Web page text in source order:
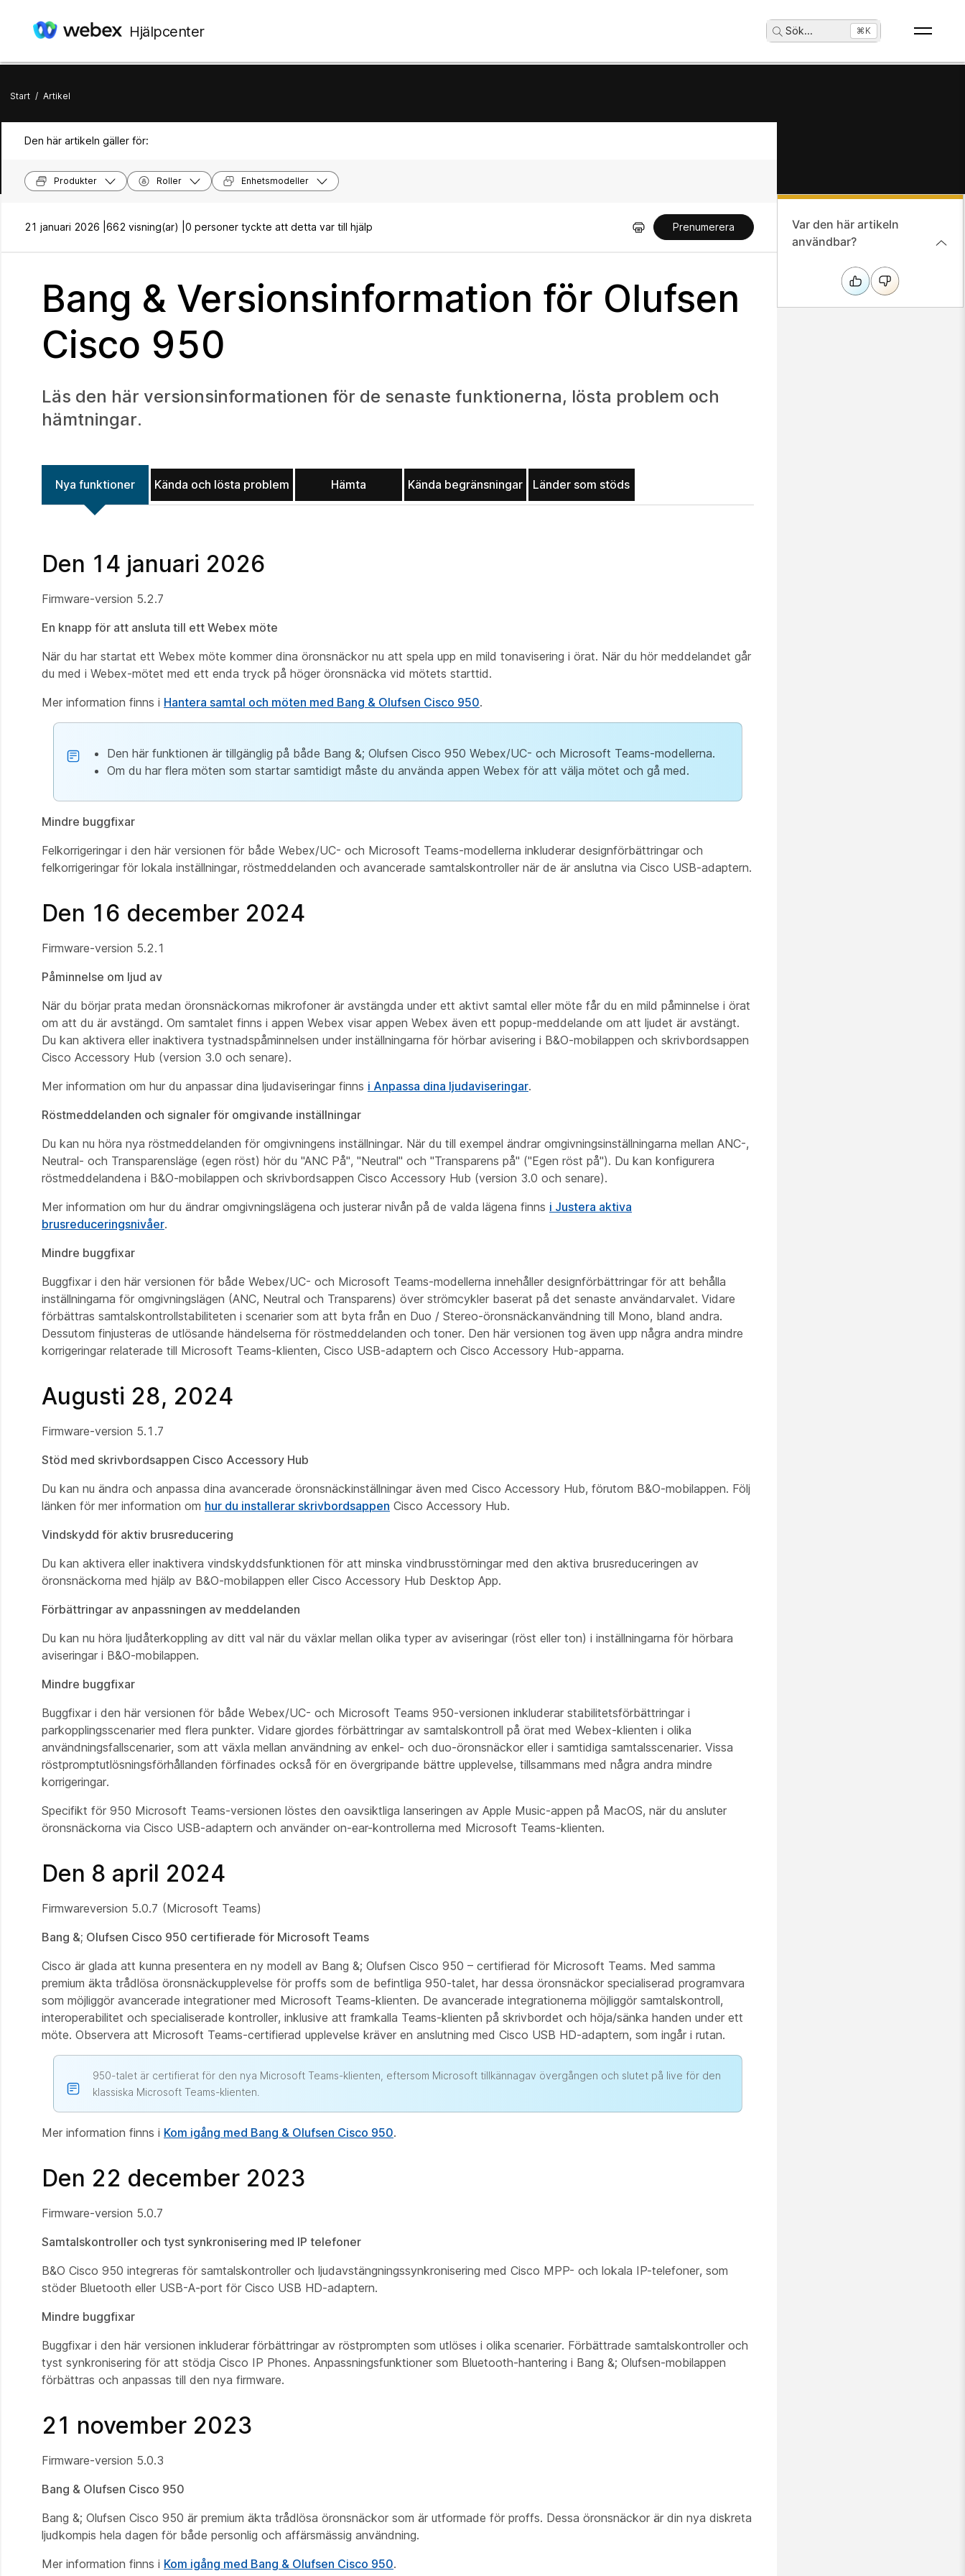
Hjälpcenter Sök... ⌘K
Start / Artikel
Den här artikeln gäller för:
Produkter Roller Enhetsmodeller
21 januari 2026 | 662 visning(ar) | 0 personer tyckte att detta var till hjälp Prenumerera
Bang & Versionsinformation för Olufsen
Cisco 950
Läs den här versionsinformationen för de senaste funktionerna, lösta problem och
hämtningar.
Nya funktioner Kända och lösta problem Hämta Kända begränsningar Länder som stöds
Den 14 januari 2026
Firmware‑version 5.2.7
En knapp för att ansluta till ett Webex möte
När du har startat ett Webex möte kommer dina öronsnäckor nu att spela upp en mild tonavisering i örat. När du hör meddelandet går
du med i Webex-mötet med ett enda tryck på höger öronsnäcka vid mötets starttid.
Mer information finns i Hantera samtal och möten med Bang & Olufsen Cisco 950.
Den här funktionen är tillgänglig på både Bang &; Olufsen Cisco 950 Webex/UC- och Microsoft Teams-modellerna.
Om du har flera möten som startar samtidigt måste du använda appen Webex för att välja mötet och gå med.
Mindre buggfixar
Felkorrigeringar i den här versionen för både Webex/UC- och Microsoft Teams-modellerna inkluderar designförbättringar och
felkorrigeringar för lokala inställningar, röstmeddelanden och avancerade samtalskontroller när de är anslutna via Cisco USB-adaptern.
Den 16 december 2024
Firmware‑version 5.2.1
Påminnelse om ljud av
När du börjar prata medan öronsnäckornas mikrofoner är avstängda under ett aktivt samtal eller möte får du en mild påminnelse i örat
om att du är avstängd. Om samtalet finns i appen Webex visar appen Webex även ett popup-meddelande om att ljudet är avstängt.
Du kan aktivera eller inaktivera tystnadspåminnelsen under inställningarna för hörbar avisering i B&O-mobilappen och skrivbordsappen
Cisco Accessory Hub (version 3.0 och senare).
Mer information om hur du anpassar dina ljudaviseringar finns i Anpassa dina ljudaviseringar.
Röstmeddelanden och signaler för omgivande inställningar
Du kan nu höra nya röstmeddelanden för omgivningens inställningar. När du till exempel ändrar omgivningsinställningarna mellan ANC-,
Neutral- och Transparensläge (egen röst) hör du "ANC På", "Neutral" och "Transparens på" ("Egen röst på"). Du kan konfigurera
röstmeddelandena i B&O-mobilappen och skrivbordsappen Cisco Accessory Hub (version 3.0 och senare).
Mer information om hur du ändrar omgivningslägena och justerar nivån på de valda lägena finns i Justera aktiva
brusreduceringsnivåer.
Mindre buggfixar
Buggfixar i den här versionen för både Webex/UC- och Microsoft Teams-modellerna innehåller designförbättringar för att behålla
inställningarna för omgivningslägen (ANC, Neutral och Transparens) över strömcykler baserat på det senaste användarvalet. Vidare
förbättras samtalskontrollstabiliteten i scenarier som att byta från en Duo / Stereo-öronsnäckanvändning till Mono, bland andra.
Dessutom finjusteras de utlösande händelserna för röstmeddelanden och toner. Den här versionen tog även upp några andra mindre
korrigeringar relaterade till Microsoft Teams-klienten, Cisco USB-adaptern och Cisco Accessory Hub-apparna.
Augusti 28, 2024
Firmware‑version 5.1.7
Stöd med skrivbordsappen Cisco Accessory Hub
Du kan nu ändra och anpassa dina avancerade öronsnäckinställningar även med Cisco Accessory Hub, förutom B&O-mobilappen. Följ
länken för mer information om hur du installerar skrivbordsappen Cisco Accessory Hub.
Vindskydd för aktiv brusreducering
Du kan aktivera eller inaktivera vindskyddsfunktionen för att minska vindbrusstörningar med den aktiva brusreduceringen av
öronsnäckorna med hjälp av B&O-mobilappen eller Cisco Accessory Hub Desktop App.
Förbättringar av anpassningen av meddelanden
Du kan nu höra ljudåterkoppling av ditt val när du växlar mellan olika typer av aviseringar (röst eller ton) i inställningarna för hörbara
aviseringar i B&O-mobilappen.
Mindre buggfixar
Buggfixar i den här versionen för både Webex/UC- och Microsoft Teams 950-versionen inkluderar stabilitetsförbättringar i
parkopplingsscenarier med flera punkter. Vidare gjordes förbättringar av samtalskontroll på örat med Webex-klienten i olika
användningsfallscenarier, som att växla mellan användning av enkel- och duo-öronsnäckor eller i samtidiga samtalsscenarier. Vissa
röstpromptutlösningsförhållanden förfinades också för en övergripande bättre upplevelse, tillsammans med några andra mindre
korrigeringar.
Specifikt för 950 Microsoft Teams-versionen löstes den oavsiktliga lanseringen av Apple Music-appen på MacOS, när du ansluter
öronsnäckorna via Cisco USB-adaptern och använder on-ear-kontrollerna med Microsoft Teams-klienten.
Den 8 april 2024
Firmwareversion 5.0.7 (Microsoft Teams)
Bang &; Olufsen Cisco 950 certifierade för Microsoft Teams
Cisco är glada att kunna presentera en ny modell av Bang &; Olufsen Cisco 950 – certifierad för Microsoft Teams. Med samma
premium äkta trådlösa öronsnäckupplevelse för proffs som de befintliga 950-talet, har dessa öronsnäckor specialiserad programvara
som möjliggör avancerade integrationer med Microsoft Teams-klienten. De avancerade integrationerna möjliggör samtalskontroll,
interoperabilitet och specialiserade kontroller, inklusive att framkalla Teams-klienten på skrivbordet och höja/sänka handen under ett
möte. Observera att Microsoft Teams-certifierad upplevelse kräver en anslutning med Cisco USB HD-adaptern, som ingår i rutan.
950-talet är certifierat för den nya Microsoft Teams-klienten, eftersom Microsoft tillkännagav övergången och slutet på live för den
klassiska Microsoft Teams-klienten.
Mer information finns i Kom igång med Bang & Olufsen Cisco 950.
Den 22 december 2023
Firmware‑version 5.0.7
Samtalskontroller och tyst synkronisering med IP telefoner
B&O Cisco 950 integreras för samtalskontroller och ljudavstängningssynkronisering med Cisco MPP- och lokala IP-telefoner, som
stöder Bluetooth eller USB-A-port för Cisco USB HD-adaptern.
Mindre buggfixar
Buggfixar i den här versionen inkluderar förbättringar av röstprompten som utlöses i olika scenarier. Förbättrade samtalskontroller och
tyst synkronisering för att stödja Cisco IP Phones. Anpassningsfunktioner som Bluetooth-hantering i Bang &; Olufsen-mobilappen
förbättras och anpassas till den nya firmware.
21 november 2023
Firmware‑version 5.0.3
Bang & Olufsen Cisco 950
Bang &; Olufsen Cisco 950 är premium äkta trådlösa öronsnäckor som är utformade för proffs. Dessa öronsnäckor är din nya diskreta
ljudkompis hela dagen för både personlig och affärsmässig användning.
Mer information finns i Kom igång med Bang & Olufsen Cisco 950.
Var den här artikeln
användbar?